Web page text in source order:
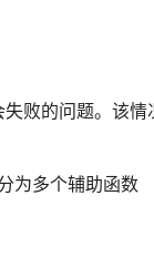
败的问题。该
为多个辅助函数